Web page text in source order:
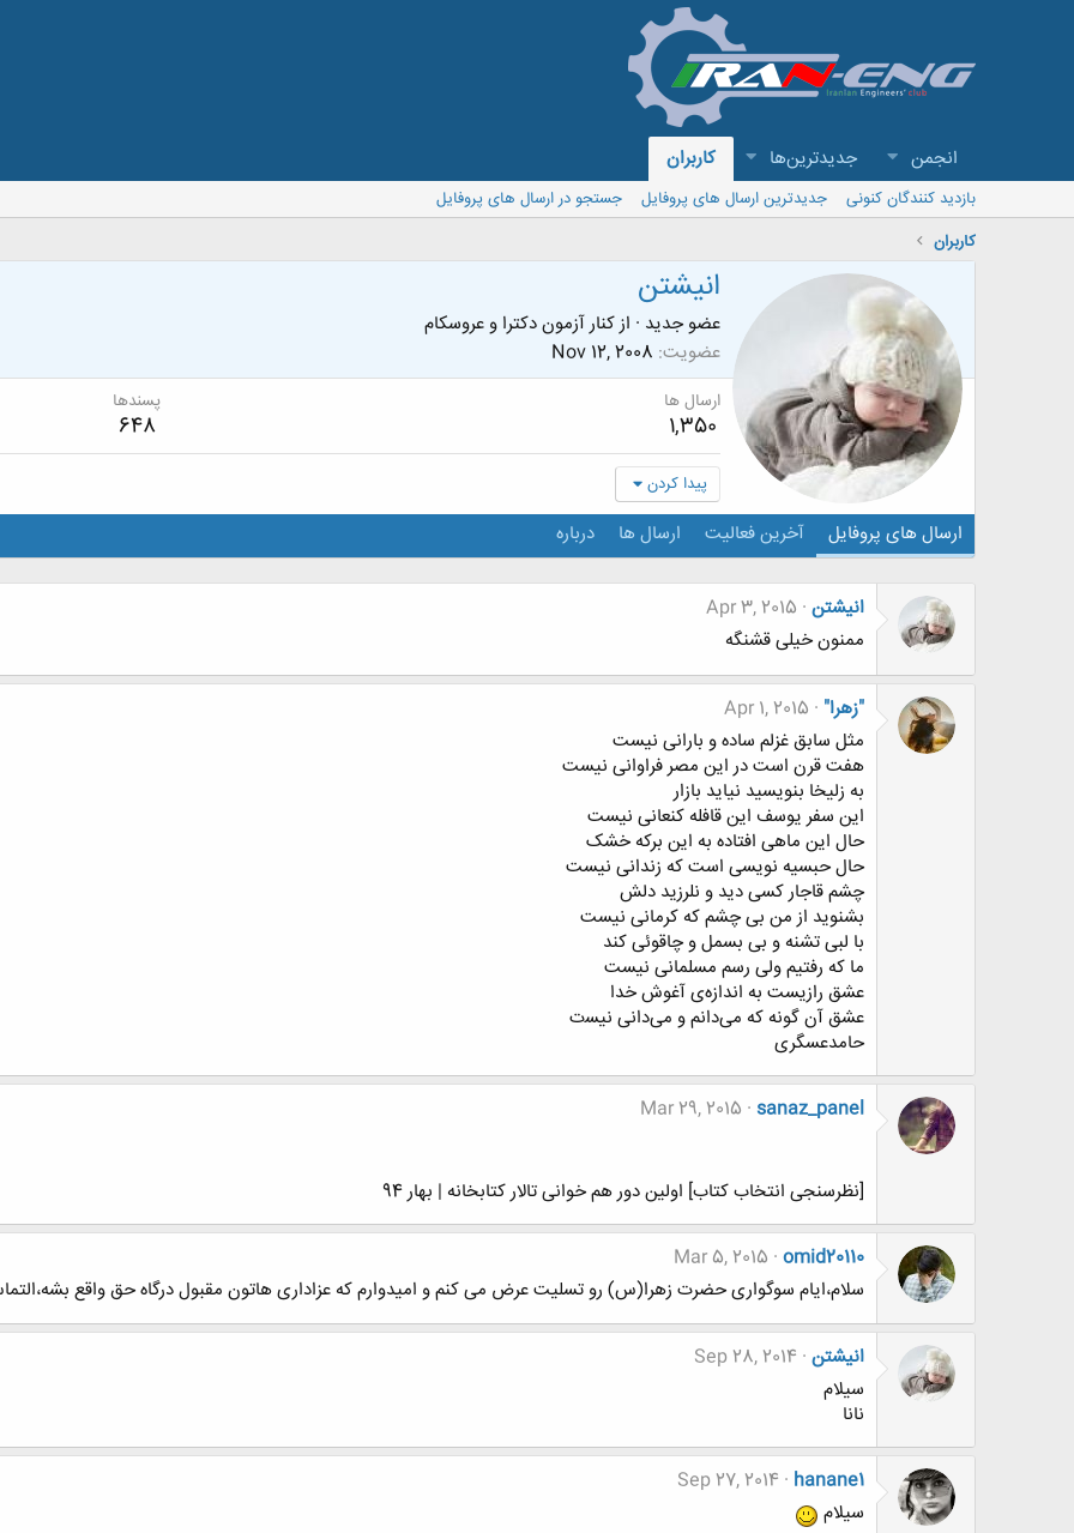
انجمن جدیدترین‌ها کاربران
بازدید کنندگان کنونی جدیدترین ارسال های پروفایل
جستجو در ارسال های پروفایل
کاربران
انیشتن
عضو جدید · ازکنار آزمون دکترا و عروسکام
عضویت Nov 12, 2008
ارسال ها
1,350
پسندها
648
پیدا کردن
ارسال های پروفایل آخرین فعالیت ارسال ها درباره
انیشتن Apr 3, 2015
ممنون خیلی قشنگه
"زهرا" Apr 1, 2015
ﻣﺜﻞ ﺳﺎﺑﻖ ﻏﺰﻟﻢ ﺳﺎﺩﻩ ﻭ ﺑﺎﺭﺍﻧﯽ ﻧﯿﺴﺖ
ﻫﻔﺖ ﻗﺮﻥ ﺍﺳﺖ ﺩﺭ ﺍﯾﻦ ﻣﺼﺮ ﻓﺮﺍﻭﺍﻧﯽ ﻧﯿﺴﺖ
ﺑﻪ ﺯﻟﯿﺨﺎ ﺑﻨﻮﯾﺴﯿﺪ ﻧﯿﺎﯾﺪ ﺑﺎﺯﺍﺭ
ﺍﯾﻦ ﺳﻔﺮ ﯾﻮﺳﻒ ﺍﯾﻦ ﻗﺎﻓﻠﻪ ﮐﻨﻌﺎﻧﯽ ﻧﯿﺴﺖ
ﺣﺎﻝ ﺍﯾﻦ ﻣﺎﻫﯽ ﺍﻓﺘﺎﺩﻩ ﺑﻪ ﺍﯾﻦ ﺑﺮﮐﻪ ﺧﺸﮏ
ﺣﺎﻝ ﺣﺒﺴﯿﻪ ﻧﻮﯾﺴﯽ ﺍﺳﺖ ﮐﻪ ﺯﻧﺪﺍﻧﯽ ﻧﯿﺴﺖ
ﭼﺸﻢ ﻗﺎﺟﺎﺭ ﮐﺴﯽ ﺩﯾﺪ ﻭ ﻧﻠﺮﺯﯾﺪ ﺩﻟﺶ
ﺑﺸﻨﻮﯾﺪ ﺍﺯ ﻣﻦ ﺑﯽ ﭼﺸﻢ ﮐﻪ ﮐﺮﻣﺎﻧﯽ ﻧﯿﺴﺖ
ﺑﺎ ﻟﺒﯽ ﺗﺸﻨﻪ ﻭ ﺑﯽ ﺑﺴﻤﻞ ﻭ ﭼﺎﻗﻮﺋﯽ ﮐﻨﺪ
ﻣﺎ ﮐﻪ ﺭﻓﺘﯿﻢ ﻭﻟﯽ ﺭﺳﻢ ﻣﺴﻠﻤﺎﻧﯽ ﻧﯿﺴﺖ
ﻋﺸﻖ ﺭﺍﺯﯾﺴﺖ ﺑﻪ ﺍﻧﺪﺍﺯﻩﯼ ﺁﻏﻮﺵ ﺧﺪﺍ
ﻋﺸﻖ ﺁﻥ ﮔﻮﻧﻪ ﮐﻪ ﻣﯽﺩﺍﻧﻢ ﻭ ﻣﯽﺩﺍﻧﯽ ﻧﯿﺴت
حامدعسگری
sanaz_panel
Mar 29, 2015
[نظرسنجی انتخاب کتاب] اولین دور هم خوانی تالار کتابخانه | بهار 94
omid20110
Mar 5, 2015
سلام،ایام سوگواری حضرت زهرا(س) رو تسلیت عرض می کنم و امیدوارم که عزاداری هاتون مقبول درگاه حق واقع
انیشتن Sep 28, 2014
سیلام
نانا
hanane1
Sep 27, 2014
سیلام